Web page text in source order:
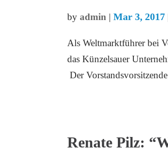
byadmin |Mar 3, 2017
Als Weltmarktführer bei
das Künzelsauer
Der
Renate Pilz: